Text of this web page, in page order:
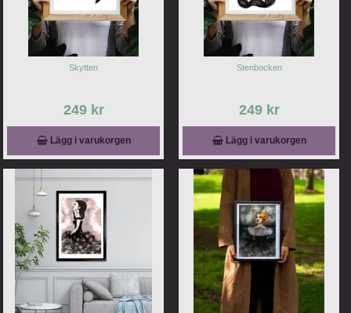
Skytten
249 kr
Lägg i varukorgen
Stenbocken
249 kr
Lägg i varukorgen